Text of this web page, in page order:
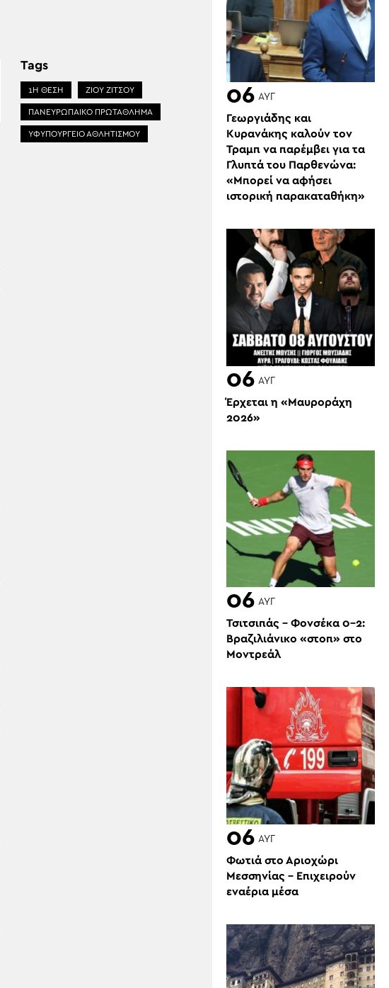
Tags
1Η ΘΕΣΗ ΖΙΟΥ ΖΙΤΣΟΥ
ΠΑΝΕΥΡΩΠΑΙΚΟ ΠΡΩΤΑΘΛΗΜΑ
ΥΦΥΠΟΥΡΓΕΙΟ ΑΘΛΗΤΙΣΜΟΥ
06 ΑΥΓ
Γεωργιάδης και
Κυρανάκης καλούν τον
Τραμπ να παρέμβει για τα
Γλυπτά του Παρθενώνα:
«Μπορεί να αφήσει
ιστορική παρακαταθήκη»
06 ΑΥΓ
Έρχεται η «Μαυροράχη
2026»
06 ΑΥΓ
Τσιτσιπάς – Φονσέκα 0-2:
Βραζιλιάνικο «στοπ» στο
Μοντρεάλ
06 ΑΥΓ
Φωτιά στο Αριοχώρι
Μεσσηνίας – Επιχειρούν
εναέρια μέσα